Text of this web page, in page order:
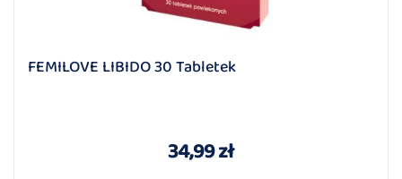
FEMILOVE LIBIDO 30 Tabletek
34,99 zł